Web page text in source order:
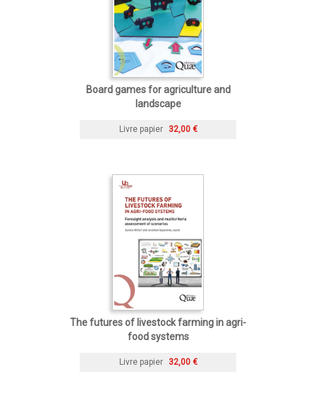
Board games for agriculture and
landscape
Livre papier 32,00 €
The futures of livestock farming in agri-
food systems
Livre papier 32,00 €